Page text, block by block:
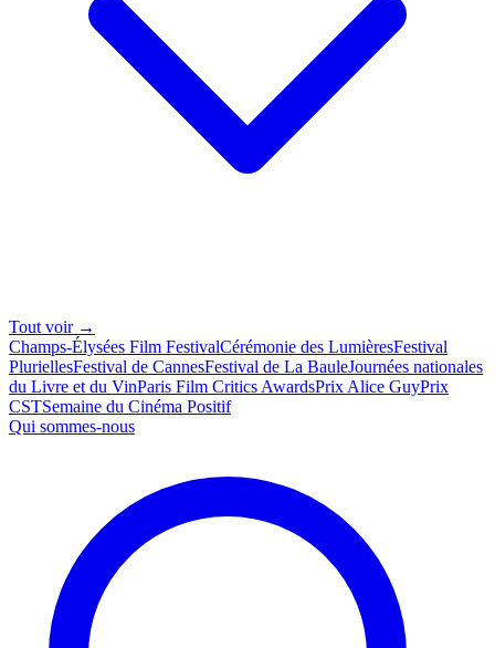
Tout voir →
Champs-Élysées Film FestivalCérémonie des LumièresFestival
PluriellesFestival de CannesFestival de La BauleJournées nationales
du Livre et du VinParis Film Critics AwardsPrix Alice GuyPrix
CSTSemaine du Cinéma Positif
Qui sommes-nous